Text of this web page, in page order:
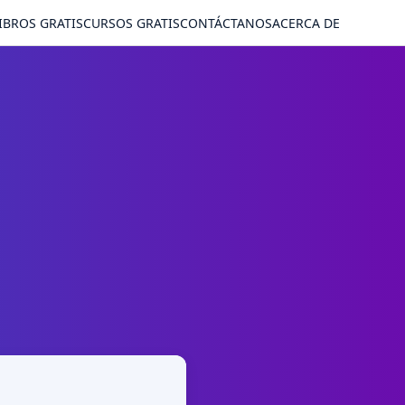
GRATISCURSOS GRATISCONTÁCTANOSACERCA DE